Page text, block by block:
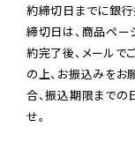
約締切日までに銀
締切日は、商品ペー
約完了後、メールで
の上、お振込みをお
合、振込期限までの
せ。